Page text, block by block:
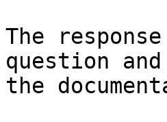
The
question
the